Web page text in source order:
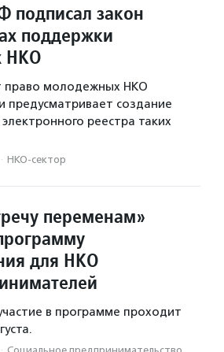
подписал закон
поддержки
НКО
право молодежных НКО
предусматривает создание
реестра таких
· НКО-сектор
переменам»
для НКО
в программе проходит